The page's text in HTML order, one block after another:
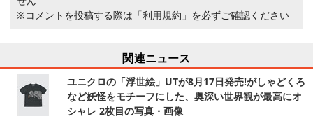
※コメントを投稿する際は 「利用規約」 を必ずご確認ください
関連ニュース
ユニクロの「浮世絵」UTが8月17日発売!がしゃどくろ
など妖怪をモチーフにした、奥深い世界観が最高にオ
シャレ 2枚目の写真・画像